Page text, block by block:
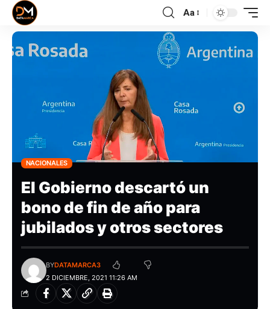
Aa
NACIONALES
El Gobierno descartó un
bono de fin de año para
jubilados y otros sectores
2 DICIEMBRE, 2021 11:26 AM
BYDATAMARCA3